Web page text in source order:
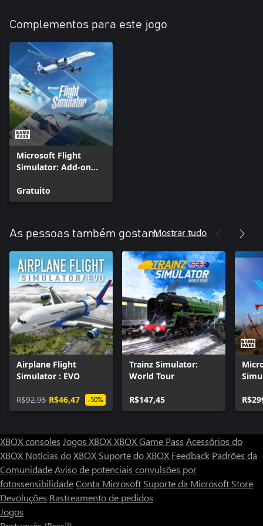
Complementos para este jogo
Microsoft Flight
Simulator: Add-on
Gratuito
As pessoas também gostamMostrar tudo
Airplane Flight
Simulator : EVO
R$92,95 R$46,47 -50%
Trainz Simulator:
World Tour
R$147,45
XBOX consoles Jogos XBOXXBOX Game Pass Acessórios do
XBOX Notícias do XBOX Suporte do XBOX Feedback Padrões da
ComunidadeAviso de potenciais convulsões por
fotossensibilidadeConta Microsoft Suporte da Microsoft Store
Devoluções Rastreamento de pedidos
Jogos